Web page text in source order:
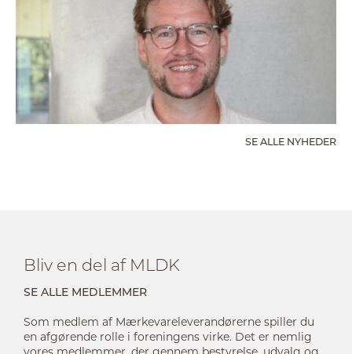
SE ALLE NYHEDER
Bliv en del af MLDK
SE ALLE MEDLEMMER
Som medlem af Mærkevareleverandørerne spiller du
en afgørende rolle i foreningens virke. Det er nemlig